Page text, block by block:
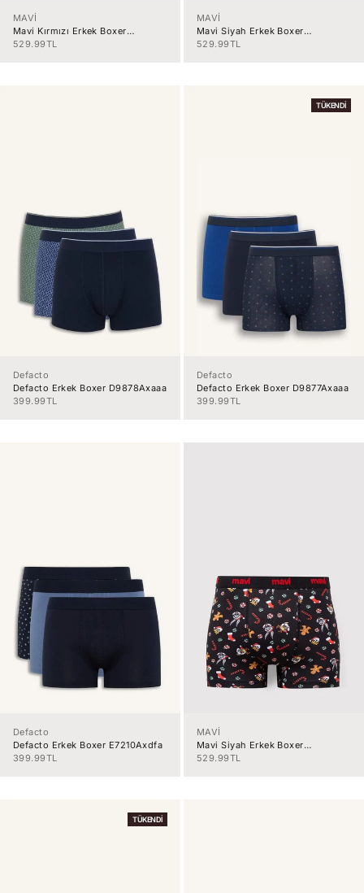
MAVİ
Mavi Kırmızı Erkek Boxer
M0912136-3
İndirimli fiyat
529.99TL
MAVİ
Mavi Siyah Erkek Boxer
M0911246-9
İndirimli fiyat
529.99TL
Defacto
Defacto Erkek Boxer D9878Axaaa
İndirimli fiyat
399.99TL
TÜKENDI
Defacto
Defacto Erkek Boxer D9877Axaaa
İndirimli fiyat
399.99TL
Defacto
Defacto Erkek Boxer E7210Axdfa
İndirimli fiyat
399.99TL
MAVİ
Mavi Siyah Erkek Boxer
M0912137-9
İndirimli fiyat
529.99TL
TÜKENDI